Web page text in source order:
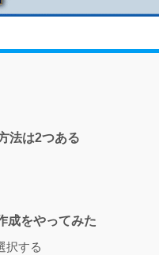
法は2つある
成をやってみた
択する